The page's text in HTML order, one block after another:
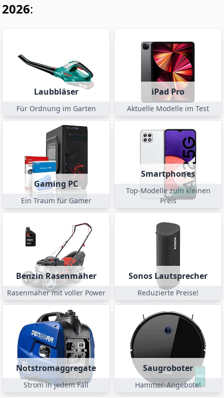
2026:
Laubbläser
Für Ordnung im Garten
iPad Pro
Aktuelle Modelle im Test
Gaming PC
Ein Traum für Gamer
Smartphones
Top-Modelle zum kleinen
Preis
Benzin Rasenmäher
Rasenmäher mit voller Power
Sonos Lautsprecher
Reduzierte Preise!
Notstromaggregate
Strom in jedem Fall
Saugroboter
Hammer-Angebote!